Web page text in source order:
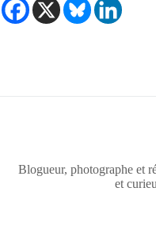
Blogueur, photographe et
et